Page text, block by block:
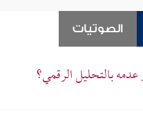
الصوتيات
بالتحليل الرقمي؟